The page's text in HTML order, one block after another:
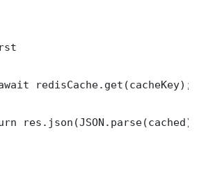
redisCache.get(cacheKey);